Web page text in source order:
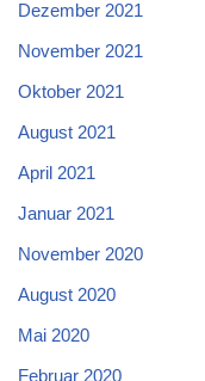
Dezember 2021
November 2021
Oktober 2021
August 2021
April 2021
Januar 2021
November 2020
August 2020
Mai 2020
Februar 2020